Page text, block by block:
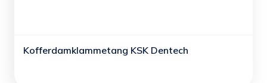
Kofferdamklammetang KSK Dentech